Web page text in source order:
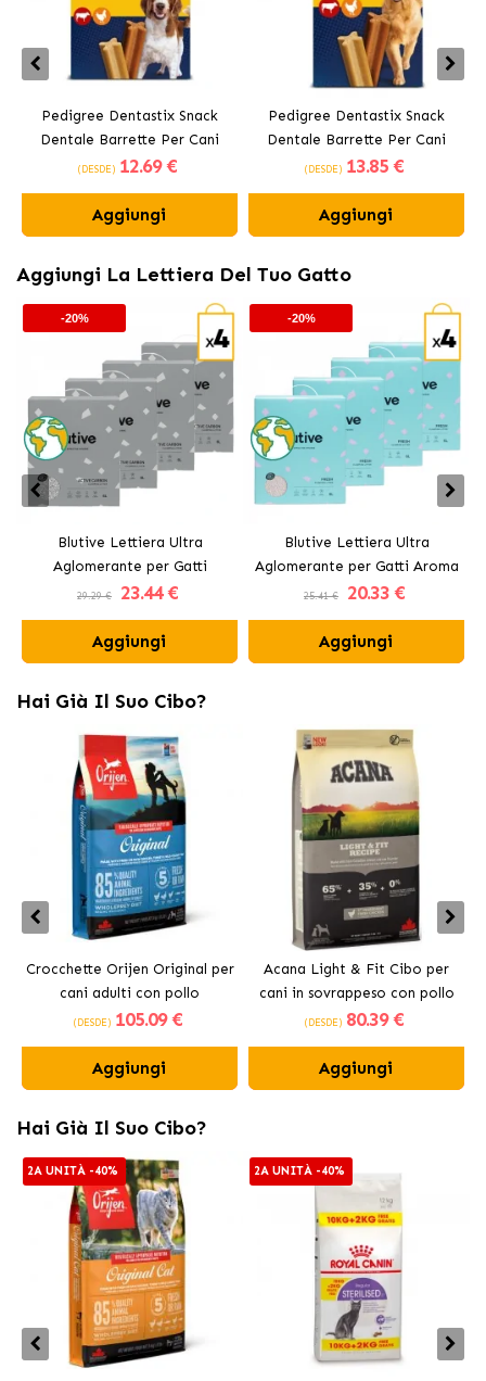
Pedigree Dentastix Snack
Dentale Barrette Per Cani
Medi 10-25 kg
(DESDE) 12.69 €
Aggiungi
Pedigree Dentastix Snack
Dentale Barrette Per Cani
Grandi +25 kg
(DESDE) 13.85 €
Aggiungi
Aggiungi La Lettiera Del Tuo Gatto
-20%
Blutive Lettiera Ultra
Aglomerante per Gatti
Carbone Attivo
29.29 € 23.44 €
Aggiungi
-20%
Blutive Lettiera Ultra
Aglomerante per Gatti Aroma
Fresh
25.41 € 20.33 €
Aggiungi
Hai Già Il Suo Cibo?
Crocchette Orijen Original per
cani adulti con pollo
(DESDE) 105.09 €
Aggiungi
Acana Light & Fit Cibo per
cani in sovrappeso con pollo
fresco
(DESDE) 80.39 €
Aggiungi
Hai Già Il Suo Cibo?
2A UNITÀ -40% 2A UNITÀ -40%